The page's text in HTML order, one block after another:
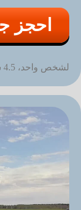
احجز
لشخص واحد، 4.5 ساعة